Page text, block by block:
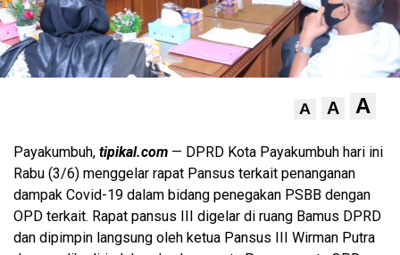
A A A
Payakumbuh, tipikal.com — DPRD Kota Payakumbuh hari ini
Rabu (3/6) menggelar rapat Pansus terkait penanganan
dampak Covid-19 dalam bidang penegakan PSBB dengan
OPD terkait. Rapat pansus III digelar di ruang Bamus DPRD
dan dipimpin langsung oleh ketua Pansus III Wirman Putra